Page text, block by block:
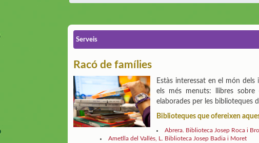
Serveis
Racó de famílies
Estàs interessat en el món
els més menuts: llibres sobre
elaborades per les biblioteques
Biblioteques que ofereixen
Abrera. Biblioteca Josep Roca i
Ametlla del Vallès, L. Biblioteca Josep Badia i Moret